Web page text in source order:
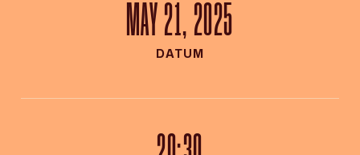
MAY 21, 2025
DATUM